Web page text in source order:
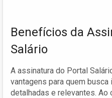
Benefícios da
Salário
A assinatura do Portal
vantagens para quem
detalhadas e relevantes. Ao